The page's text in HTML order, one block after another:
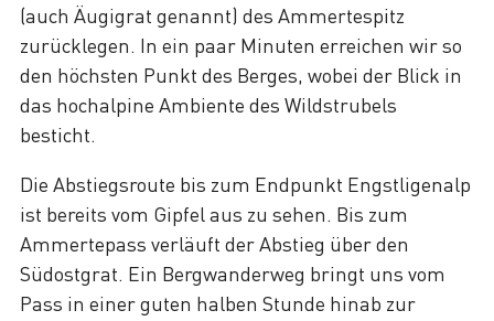
(auch Äugigrat genannt) des Ammertespitz
zurücklegen. In ein paar Minuten erreichen wir so
den höchsten Punkt des Berges, wobei der Blick in
das hochalpine Ambiente des Wildstrubels
besticht.
Die Abstiegsroute bis zum Endpunkt Engstligenalp
ist bereits vom Gipfel aus zu sehen. Bis zum
Ammertepass verläuft der Abstieg über den
Südostgrat. Ein Bergwanderweg bringt uns vom
Pass in einer guten halben Stunde hinab zur